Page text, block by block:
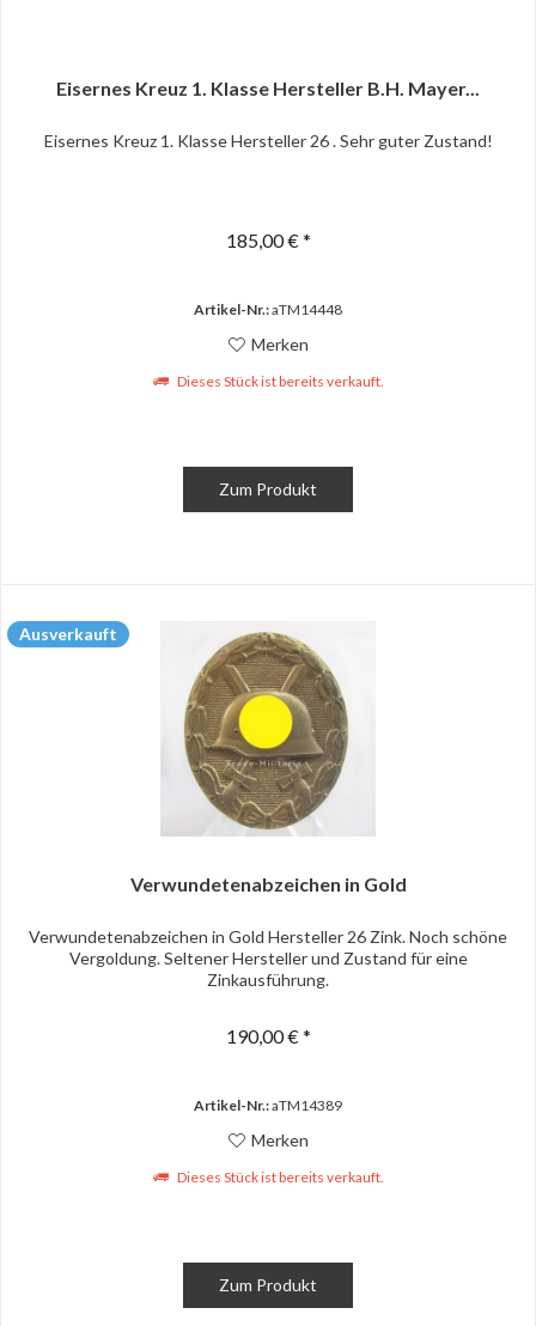
Eisernes Kreuz 1. Klasse Hersteller B.H. Mayer...
Eisernes Kreuz 1. Klasse Hersteller 26 . Sehr guter Zustand!
185,00 € *
Artikel-Nr.:aTM14448
Merken
Dieses Stück ist bereits verkauft.
Zum Produkt
Ausverkauft
Verwundetenabzeichen in Gold
Verwundetenabzeichen in Gold Hersteller 26 Zink. Noch schöne
Vergoldung. Seltener Hersteller und Zustand für eine
Zinkausführung.
190,00 € *
Artikel-Nr.:aTM14389
Merken
Dieses Stück ist bereits verkauft.
Zum Produkt